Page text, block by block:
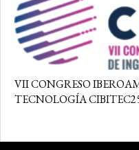
VII CONGRESO
TECNOLOGÍA